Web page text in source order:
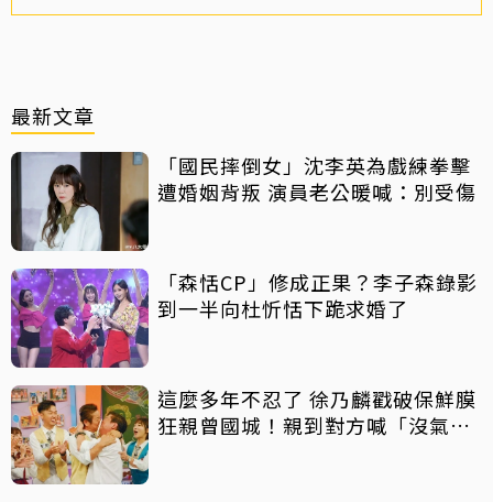
最新文章
「國民摔倒女」沈李英為戲練拳擊
遭婚姻背叛 演員老公暖喊：別受傷
「森恬CP」修成正果？李子森錄影
到一半向杜忻恬下跪求婚了
這麼多年不忍了 徐乃麟戳破保鮮膜
狂親曾國城！親到對方喊「沒氣